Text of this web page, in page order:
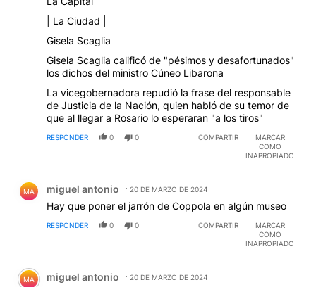
| La Ciudad |
Gisela Scaglia
Gisela Scaglia calificó de "pésimos y desafortunados"
los dichos del ministro Cúneo Libarona
La vicegobernadora repudió la frase del responsable
de Justicia de la Nación, quien habló de su temor de
que al llegar a Rosario lo esperaran "a los tiros"
RESPONDER 0 0 COMPARTIR
MARCAR
COMO
INAPROPIADO
MA miguel antonio 20 DE MARZO DE 2024
Hay que poner el jarrón de Coppola en algún museo
RESPONDER 0 0 COMPARTIR
MARCAR
COMO
INAPROPIADO
Comentario de miguel antonio.
MA miguel antonio 20 DE MARZO DE 2024